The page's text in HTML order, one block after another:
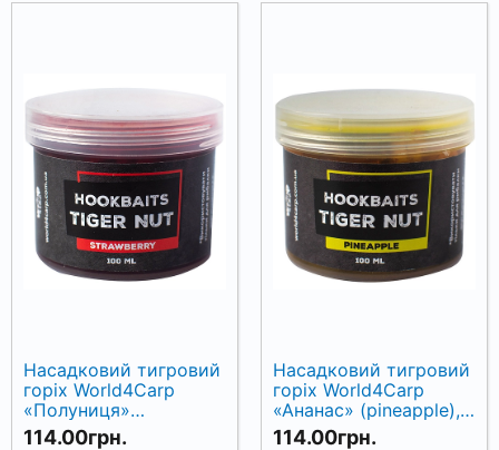
Насадковий тигровий
горіх World4Carp
«Полуниця»
(strawberry), 100 мл
114.00грн.
Насадковий тигровий
горіх World4Carp
«Ананас» (pineapple),
100 мл
114.00грн.